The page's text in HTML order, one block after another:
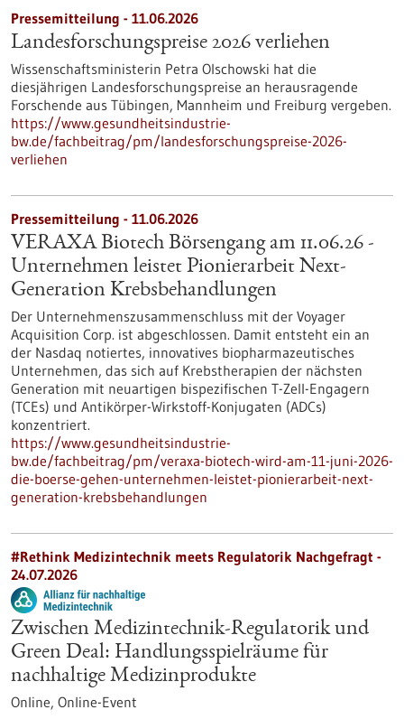
Pressemitteilung - 11.06.2026
Landesforschungspreise 2026 verliehen
Wissenschaftsministerin Petra Olschowski hat die
diesjährigen Landesforschungspreise an herausragende
Forschende aus Tübingen, Mannheim und Freiburg vergeben.
https://www.gesundheitsindustrie-
bw.de/fachbeitrag/pm/landesforschungspreise-2026-
verliehen
Pressemitteilung - 11.06.2026
VERAXA Biotech Börsengang am 11.06.26 -
Unternehmen leistet Pionierarbeit Next-
Generation Krebsbehandlungen
Der Unternehmenszusammenschluss mit der Voyager
Acquisition Corp. ist abgeschlossen. Damit entsteht ein an
der Nasdaq notiertes, innovatives biopharmazeutisches
Unternehmen, das sich auf Krebstherapien der nächsten
Generation mit neuartigen bispezifischen T-Zell-Engagern
(TCEs) und Antikörper-Wirkstoff-Konjugaten (ADCs)
konzentriert.
https://www.gesundheitsindustrie-
bw.de/fachbeitrag/pm/veraxa-biotech-wird-am-11-juni-2026-
die-boerse-gehen-unternehmen-leistet-pionierarbeit-next-
generation-krebsbehandlungen
#Rethink Medizintechnik meets Regulatorik Nachgefragt -
24.07.2026
Zwischen Medizintechnik-Regulatorik und
Green Deal: Handlungsspielräume für
nachhaltige Medizinprodukte
Online, Online-Event